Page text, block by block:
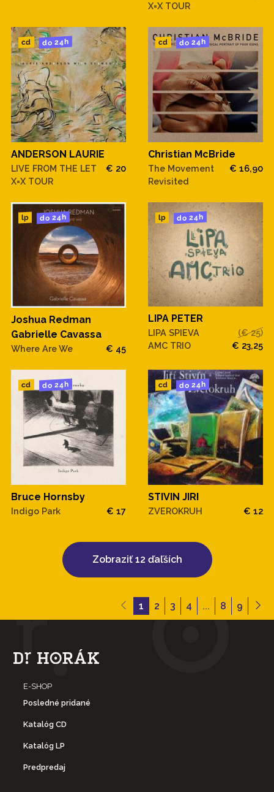
X=X TOUR
cd do 24h
ANDERSON LAURIE
LIVE FROM THE LET
X=X TOUR
€ 20
cd do 24h
Christian McBride
The Movement
Revisited
€ 16,90
lp do 24h
Joshua Redman
Gabrielle Cavassa
Where Are We € 45
lp do 24h
LIPA PETER
LIPA SPIEVA
AMC TRIO
(€ 25)
€ 23,25
cd do 24h
Bruce Hornsby
Indigo Park € 17
cd do 24h
STIVIN JIRI
ZVEROKRUH € 12
Zobraziť 12 ďaľších
1 2 3 4 ... 8 9
E-SHOP
Posledné pridané
Katalóg CD
Katalóg LP
Predpredaj